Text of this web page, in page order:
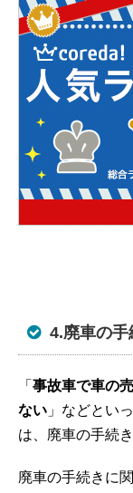
4.廃車の手
「 事故車で車の
ない 」などとい
は、廃車の手続
廃車の手続きに